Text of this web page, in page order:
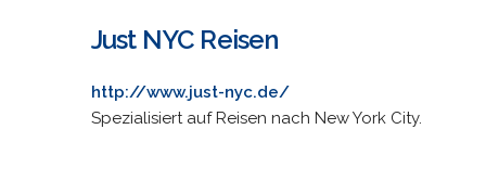
Just NYC Reisen
http://www.just-nyc.de/
Spezialisiert auf Reisen nach New York City.